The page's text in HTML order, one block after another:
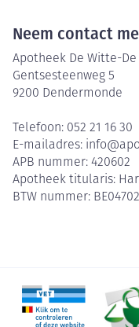
Neem contact
Apotheek De Witte-
Gentsesteenweg 5
9200 Dendermonde
Telefoon: 052 21 16 30
E-mailadres: info@
APB nummer: 420602
Apotheek titularis:
BTW nummer: